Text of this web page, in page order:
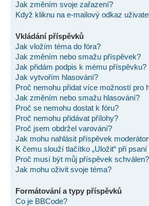
Jak změním svoje zařazení?
Když kliknu na e-mailový odkaz
Vkládání příspěvků
Jak vložím téma do fóra?
Jak změním nebo smažu příspěvek?
Jak přidám podpis k mému příspěvku?
Jak vytvořím hlasování?
Proč nemohu přidat více možností pro
Jak změním nebo smažu hlasování?
Proč se nemohu dostat k fóru?
Proč nemohu přidávat přílohy?
Proč jsem obdržel varování?
Jak mohu nahlásit příspěvek
K čemu slouží tlačítko „Uložit“ při
Proč musí být můj příspěvek schválen?
Jak mohu oživit svoje téma?
Formátování a typy příspěvků
Co je BBCode?